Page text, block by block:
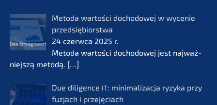
Metoda wartości docho­do­wej w wycenie
przedsię­bi­orst­wa
24 czerw­ca 2025 r.
Metoda wartości docho­do­wej jest najważ­
nie­js­zą metodą. […]
Due diligence IT: minima­li­zac­ja ryzyka przy
fuzjach i przejęciach